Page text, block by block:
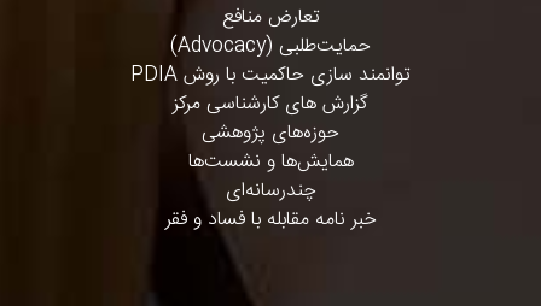
تعارض منافع
حمایت‌طلبی (Advocacy)
توانمند سازی حاکمیت با روش PDIA
گزارش های کارشناسی مرکز
حوزه‌های پژوهشی
همایش‌ها و نشست‌ها
چندرسانه‌ای
خبر نامه مقابله با فساد و فقر